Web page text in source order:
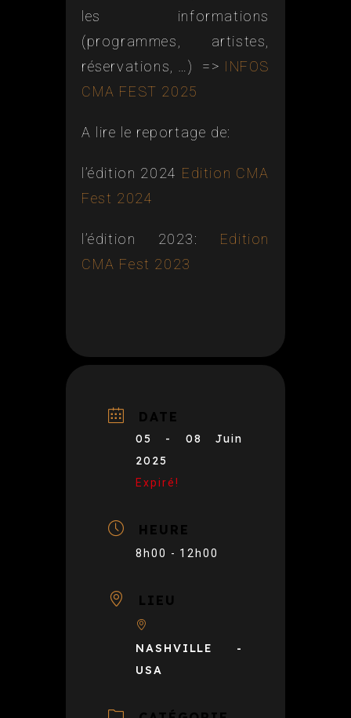
les informations
(programmes, artistes,
réservations, …) => INFOS
CMA FEST 2025
A lire le reportage de:
l’édition 2024 Edition CMA
Fest 2024
l’édition 2023: Edition
CMA Fest 2023
DATE
05 - 08 Juin
2025
Expiré!
HEURE
8h00 - 12h00
LIEU
NASHVILLE -
USA